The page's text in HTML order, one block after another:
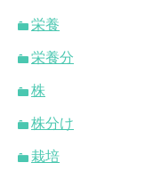
栄養
栄養分
株
株分け
栽培